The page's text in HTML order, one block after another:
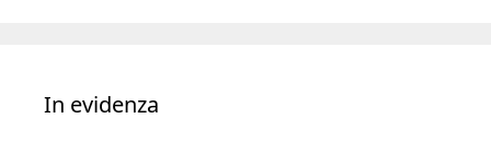
In evidenza